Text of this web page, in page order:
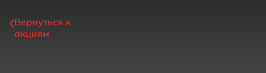
Вернуться к
акциям